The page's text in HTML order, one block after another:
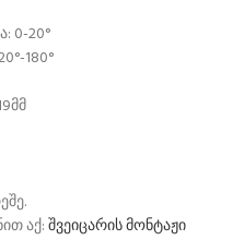
0-20°
180°
აქ:შვეიცარის მონტაჟი